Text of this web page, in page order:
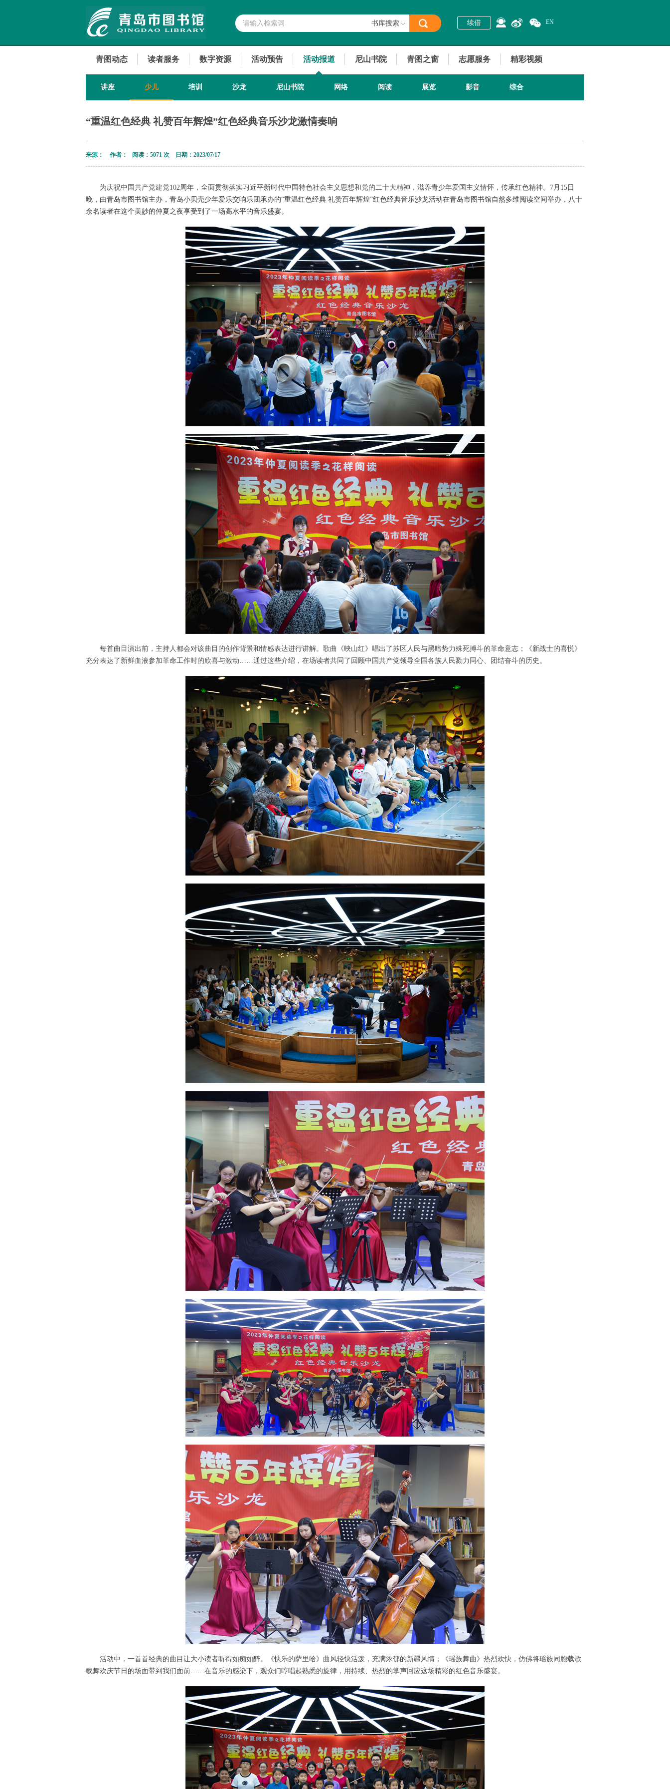
书库搜索 续借 EN
青图动态 读者服务 数字资源 活动预告 活动报道 尼山书院 青图之窗 志愿服务 精彩视频
讲座 少儿 培训 沙龙 尼山书院 网络 阅读 展览 影音 综合
“重温红色经典 礼赞百年辉煌”红色经典音乐沙龙激情奏响
来源： 作者： 阅读： 5071 次 日期：2023/07/17
为庆祝中国共产党建党102周年，全面贯彻落实习近平新时代中国特色社会主义思想和党的二十大精神，滋养青少年爱国主义情怀，传承红色精神。 7月15日
晚，由青岛市图书馆主办，青岛小贝壳少年爱乐交响乐团承办的“重温红色经典 礼赞百年辉煌”红色经典音乐沙龙活动在青岛市图书馆自然多维阅读空间举办，八十
余名读者在这个美妙的仲夏之夜享受到了一场高水平的音乐盛宴。
每首曲目演出前，主持人都会对该曲目的创作背景和情感表达进行讲解。歌曲《映山红》唱出了苏区人民与黑暗势力殊死搏斗的革命意志；《新战士的喜悦》
充分表达了新鲜血液参加革命工作时的欣喜与激动……通过这些介绍，在场读者共同了回顾中国共产党领导全国各族人民勠力同心、团结奋斗的历史。
活动中，一首首经典的曲目让大小读者听得如痴如醉。《快乐的萨里哈》曲风轻快活泼，充满浓郁的新疆风情；《瑶族舞曲》热烈欢快，仿佛将瑶族同胞载歌
载舞欢庆节日的场面带到我们面前……在音乐的感染下，观众们哼唱起熟悉的旋律，用持续、热烈的掌声回应这场精彩的红色音乐盛宴。